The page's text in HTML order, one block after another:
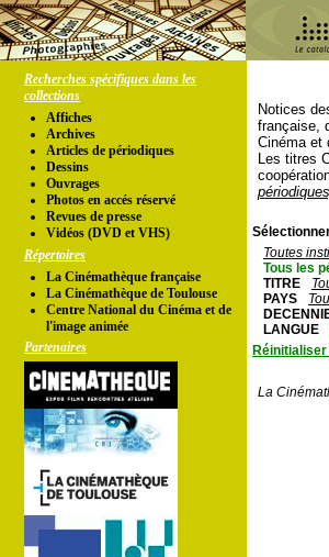
Recherches spécifiques dans les
collections
Affiches
Archives
Articles de périodiques
Dessins
Ouvrages
Photos en accés réservé
Revues de presse
Vidéos (DVD et VHS)
Répertoires
La Cinémathèque française
La Cinémathèque de Toulouse
Centre National du Cinéma et de
l'image animée
Partenaires
Notices
française,
Cinéma et
Les titres
Toutes
Tous les
TITRE
PAYS
LANGUE
La